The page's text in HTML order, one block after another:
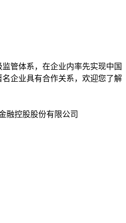
监管体系，在企业内率先实现中国
企业具有合作关系，欢迎您了解
融控股股份有限公司